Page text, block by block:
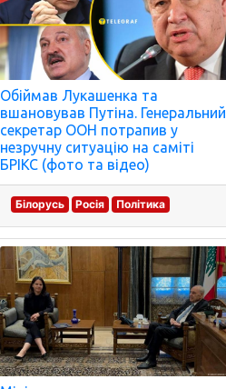
Обіймав Лукашенка та
вшановував Путіна. Генеральний
секретар ООН потрапив у
незручну ситуацію на саміті
БРІКС (фото та відео)
Білорусь Росія Політика